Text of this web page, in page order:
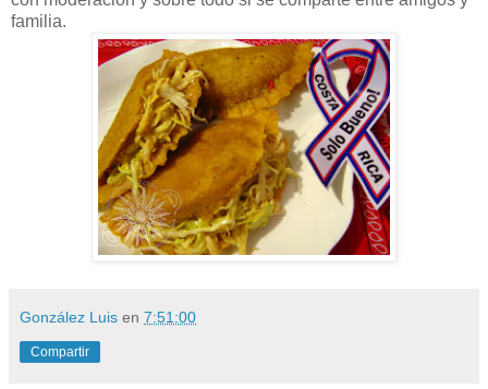
familia.
González Luis en 7:51:00
Compartir